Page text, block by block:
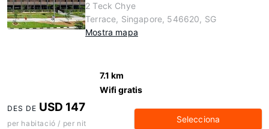
2 Teck Chye
Terrace, Singapore, 546620, SG
Mostra mapa
7.1 km
Wifi gratis
DES DE USD 147
per habitació / per nit Selecciona